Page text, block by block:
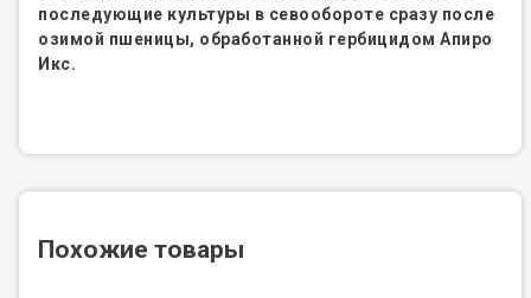
последующие культуры в севообороте сразу после
озимой пшеницы, обработанной гербицидом Апиро
Икс.
Похожие товары